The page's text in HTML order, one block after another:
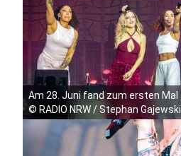
Am 28. Juni fand zum ersten
© RADIO NRW / Stephan Gajewski